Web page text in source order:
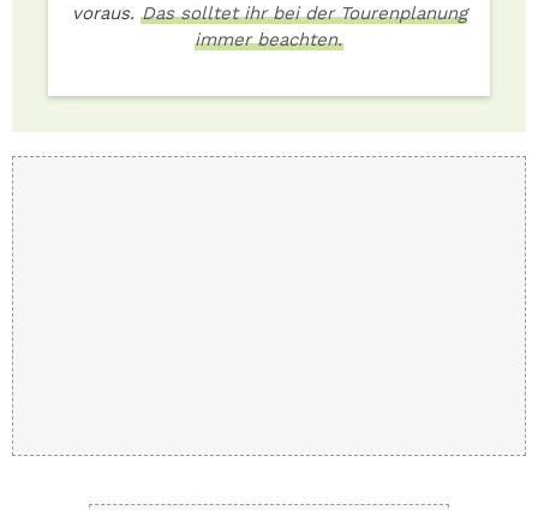
voraus. Das solltet ihr bei der Tourenplanung
immer beachten.